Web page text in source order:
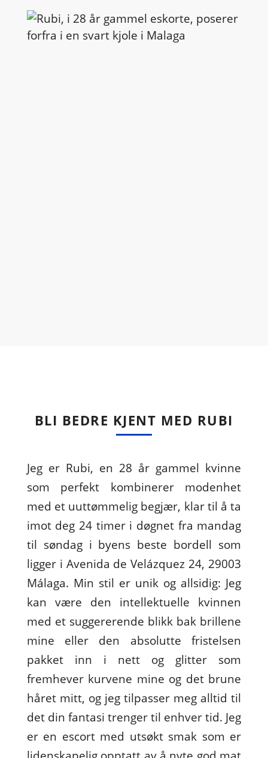
BLI BEDRE KJENT MED RUBI
Jeg er Rubi, en 28 år gammel kvinne
som perfekt kombinerer modenhet
med et uuttømmelig begjær, klar til å ta
imot deg 24 timer i døgnet fra mandag
til søndag i byens beste bordell som
ligger i Avenida de Velázquez 24, 29003
Málaga. Min stil er unik og allsidig: Jeg
kan være den intellektuelle kvinnen
med et suggererende blikk bak brillene
mine eller den absolutte fristelsen
pakket inn i nett og glitter som
fremhever kurvene mine og det brune
håret mitt, og jeg tilpasser meg alltid til
det din fantasi trenger til enhver tid. Jeg
er en escort med utsøkt smak som er